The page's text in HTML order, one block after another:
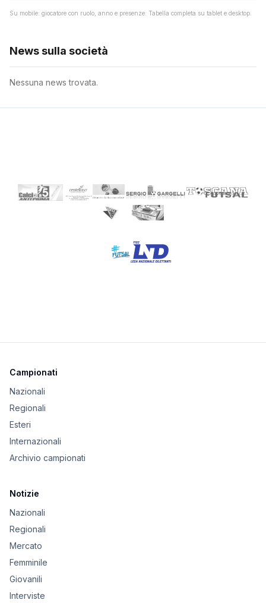
Su mobile: giocatore con ruolo, anno e presenze. Tabella completa su tablet e desktop.
News sulla società
Nessuna news trovata.
Campionati
Nazionali
Regionali
Esteri
Internazionali
Archivio campionati
Notizie
Nazionali
Regionali
Mercato
Femminile
Giovanili
Interviste